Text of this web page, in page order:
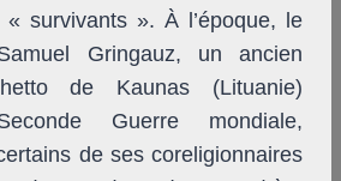
survivants ». À l’époque, le
Gringauz, un ancien
de Kaunas (Lituanie)
Guerre mondiale,
de ses coreligionnaires